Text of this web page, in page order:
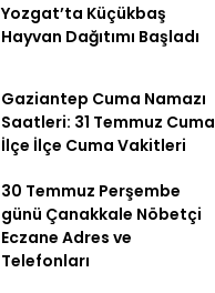
Yozgat’ta Küçükbaş
Hayvan Dağıtımı Başladı
Gaziantep Cuma Namazı
Saatleri: 31 Temmuz Cuma
İlçe İlçe Cuma Vakitleri
30 Temmuz Perşembe
günü Çanakkale Nöbetçi
Eczane Adres ve
Telefonları